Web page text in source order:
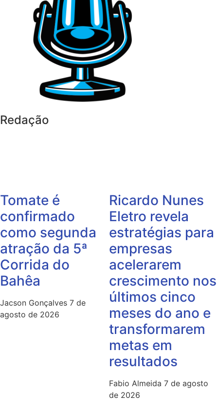
Redação
Tomate é
confirmado
como segunda
atração da 5ª
Corrida do
Bahêa
Jacson Gonçalves 7 de
agosto de 2026
Ricardo Nunes
Eletro revela
estratégias para
empresas
acelerarem
crescimento nos
últimos cinco
meses do ano e
transformarem
metas em
resultados
Fabio Almeida 7 de agosto
de 2026